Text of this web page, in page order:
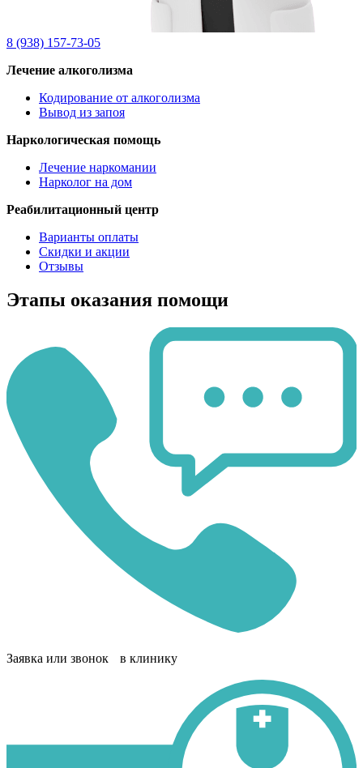
8 (938) 157-73-05
Лечение алкоголизма
Кодирование от алкоголизма
Вывод из запоя
Наркологическая помощь
Лечение наркомании
Нарколог на дом
Реабилитационный центр
Варианты оплаты
Скидки и акции
Отзывы
Этапы оказания помощи
Заявка или звонок в клинику